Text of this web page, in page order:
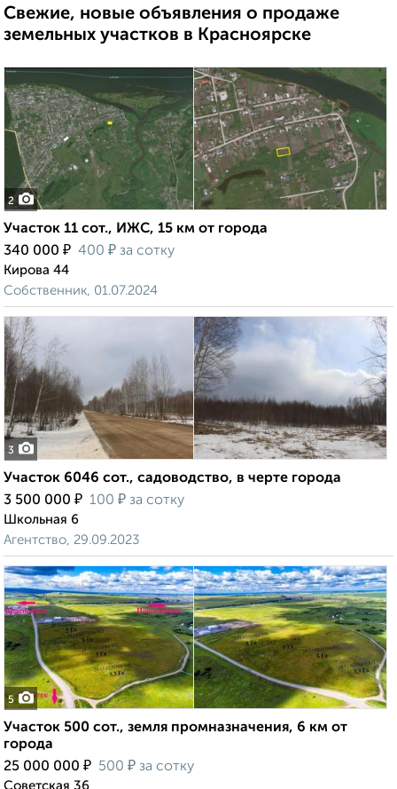
Свежие, новые объявления о продаже
земельных участков в Красноярске
2
Участок 11 сот., ИЖС, 15 км от города
340 000 ₽ 400 ₽ за сотку
Кирова 44
Собственник, 01.07.2024
3
Участок 6046 сот., садоводство, в черте города
3 500 000 ₽ 100 ₽ за сотку
Школьная 6
Агентство, 29.09.2023
5
Участок 500 сот., земля промназначения, 6 км от
города
25 000 000 ₽ 500 ₽ за сотку
Советская 36